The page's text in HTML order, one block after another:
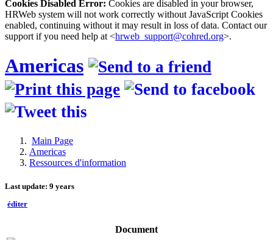
Cookies Disabled Error: Cookies are disabled in your browser,
HRWeb system will not work correctly without JavaScript Cookies
enabled, continuing without it may result in loss of data. Contact our
support if you need help at <hrweb_support@cohred.org>.
Americas
Main Page
Americas
Ressources d'information
Last update: 9 years
éditer
Document